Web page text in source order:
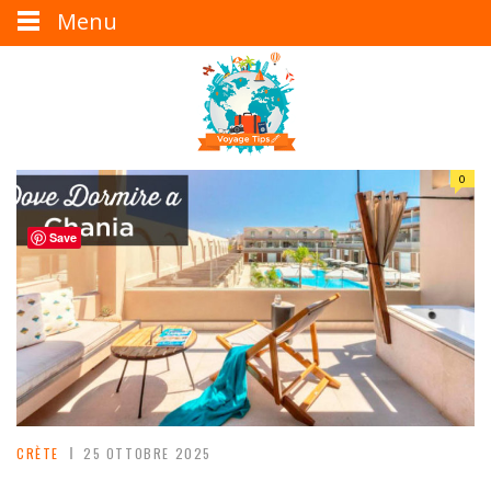
0
CRÈTE 25 OTTOBRE 2025
Menu
Save